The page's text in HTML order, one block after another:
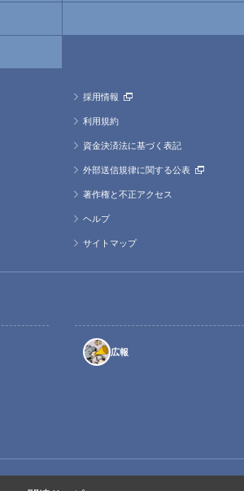
採用情報
利用規約
資金決済法に基づく表記
外部送信規律に関する公表
著作権と不正アクセス
ヘルプ
サイトマップ
広報